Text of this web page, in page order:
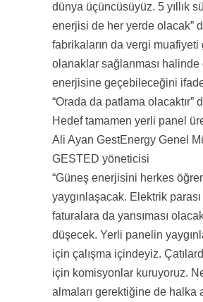
dünya üçüncüsüyüz. 5 yıllık
enerjisi de her yerde olacak”
fabrikaların da vergi muafiyeti
olanaklar sağlanması halinde
enerjisine geçebileceğini
“Orada da patlama olacaktır”
Hedef tamamen yerli panel
Ali Ayan GestEnergy Genel
GESTED yöneticisi
“Güneş enerjisini herkes
yaygınlaşacak. Elektrik parası
faturalara da yansıması
düşecek. Yerli panelin
için çalışma içindeyiz.
için komisyonlar kuruyoruz.
almaları gerektiğine de halka